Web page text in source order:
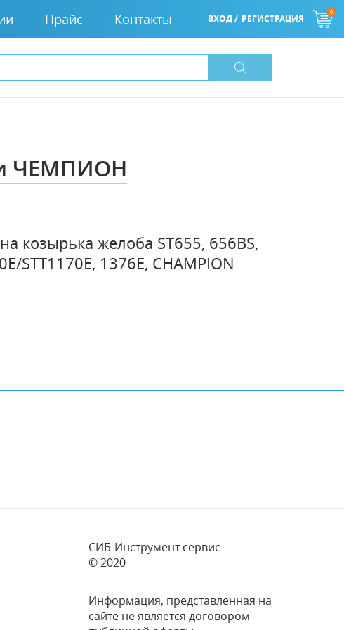
Прайс Контакты ВХОД / РЕГИСТРАЦИЯ
0
ЧЕМПИОН
козырька желоба ST655, 656BS,
STT1170E, 1376E, CHAMPION
СИБ-Инструмент сервис
© 2020
Информация, представленная на
сайте не является договором